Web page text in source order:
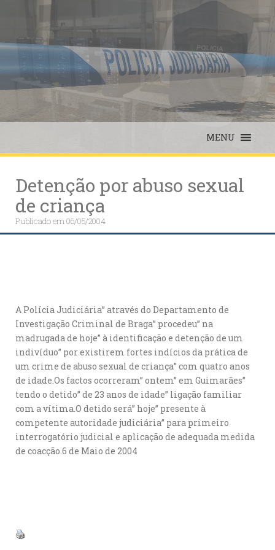
MENU
Detenção por abuso sexual
de criança
Publicado em06/05/2004
A Polícia Judiciária” através do Departamento de
Investigação Criminal de Braga” procedeu” na
madrugada de hoje” à identificação e detenção de um
indivíduo” por existirem fortes indícios da prática de
um crime de abuso sexual de criança” com quatro anos
de idade.Os factos ocorreram” ontem” em Guimarães”
tendo o detido” de 23 anos de idade” ligação familiar
com a vítima.O detido será” hoje” presente à
competente autoridade judiciária” para primeiro
interrogatório judicial e aplicação de adequada medida
de coacção.6 de Maio de 2004